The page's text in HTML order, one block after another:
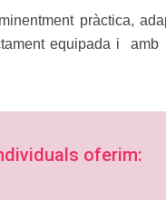
pràctica,
equipada i
oferim: